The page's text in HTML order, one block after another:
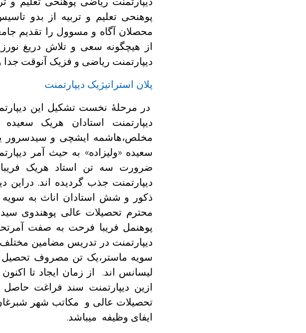
پوهنحی تعلیم و تربیه از بدو
محصلان آگاه و مسوول را تقدیم
دیپارتمنت ریاضی و فزیک آنوقت جدا
پلان استراتیژیک دیپارتمنت
در مرحلۀ نخست تشکیل این
دیپارتمنت استادان هریک سعیده
مخلص،هاشمه ایشچی و سیدسرور
سعیده «ولیزاده» به حیث آمر
ضرورت سه تن استاد هریک فریبا
ذکور و شش استادان اناث به سویه
محترم تحصیلات عالی پوهندوی
پوهنمل فریبا فرحت به صفت
دیپارتمنت در تدریس مضامین مختلف
سویه ماستر،یک تن مصروف تحصیل
لیسانس اند.
از زمان ایجاد تا اکنون
ازین دیپارتمنت سند فراغت
تحصیلات عالی و مکاتب شهر
ایفای وظیفه میباشد.